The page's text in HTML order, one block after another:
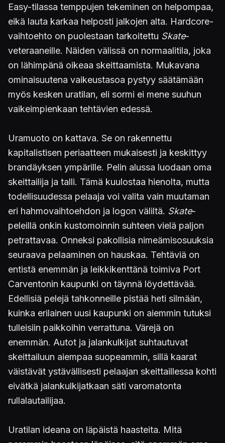
Easy-tilassa temppujen tekeminen on helpompaa,
eikä lauta karkaa helposti jalkojen alta. Hardcore-
vaihtoehto on puolestaan tarkoitettu Skate-
veteraaneille. Näiden välissä on normaalitila, joka
on lähimpänä oikeaa skeittaamista. Mukavana
ominaisuutena vaikeustasoa pystyy säätämään
myös kesken uratilan, eli sormi ei mene suuhun
vaikeimpienkaan tehtävien edessä.
Uramuoto on kattava. Se on rakennettu
kapitalistisen periaatteen mukaisesti ja keskittyy
brandäyksen ympärille. Pelin alussa luodaan oma
skeittailija ja talli. Tämä kuulostaa hienolta, mutta
todellisuudessa pelaaja voi valita vain muutaman
eri hahmovaihtoehdon ja logon väliltä. Skate-
peleillä onkin kustomoinnin suhteen vielä paljon
petrattavaa. Onneksi pakollisia nimeämisosuuksia
seuraava pelaaminen on hauskaa. Tehtäviä on
entistä enemmän ja leikkikenttänä toimiva Port
Carventonin kaupunki on täynnä löydettävää.
Edellisiä pelejä tahkonneille pistää heti silmään,
kuinka erilainen uusi kaupunki on aiemmin tutuksi
tulleisiin paikkoihin verrattuna. Värejä on
enemmän. Autot ja jalankulkijat suhtautuvat
skeittailuun aiempaa suopeammin, sillä kaarat
väistävät ystävällisesti pelaajan skeittaillessa kohti
eivätkä jalankulkijatkaan säti varomatonta
rullalautailijaa.
Uratilan ideana on läpäistä haasteita. Mitä